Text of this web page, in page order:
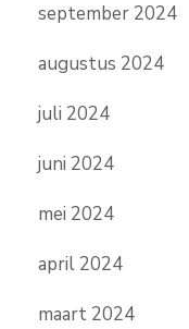
september 2024
augustus 2024
juli 2024
juni 2024
mei 2024
april 2024
maart 2024